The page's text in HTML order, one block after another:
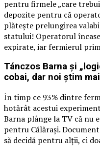
pentru firmele „care
depozite pentru că
plătește prelungirea
statului! Operatorul
expirate, iar fermierul
Tánczos Barna și
cobai, dar noi știm
În timp ce 93% dintre
hotărât acestui
Barna plânge la TV că nu
pentru Călărași.
să decidă pentru alții, ci